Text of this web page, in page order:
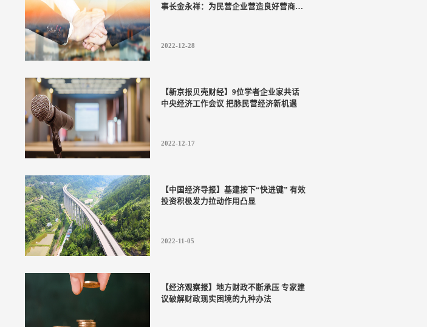
事长金永祥：为民营企业营造良好营商环
2022-12-28
【新京报贝壳财经】9位学者企业家共话
中央经济工作会议 把脉民营经济新机遇
2022-12-17
【中国经济导报】基建按下“快进键” 有效
投资积极发力拉动作用凸显
2022-11-05
【经济观察报】地方财政不断承压 专家建
议破解财政现实困境的九种办法